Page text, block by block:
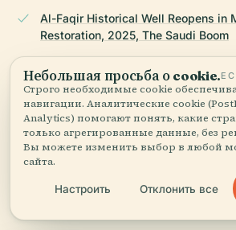
Al-Faqir Historical Well Reopens in
Restoration, 2025, The Saudi Boom
Medina and Mecca Islamic Culture,
Madinah
18 Can't Miss Landmarks and
Madina, 2025, Ibn Battuta Travel
Небольшая просьба о cookie.ЕС
Строго необходимые cookie
навигации. Аналитические cookie
Analytics) помогают понять, какие
только агрегированные данные, без
Вы можете изменить выбор в любой
сайта.
Настроить Отклонить все